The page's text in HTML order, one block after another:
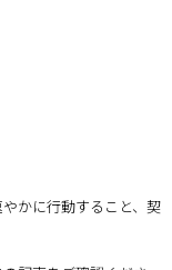
かに行動すること、契